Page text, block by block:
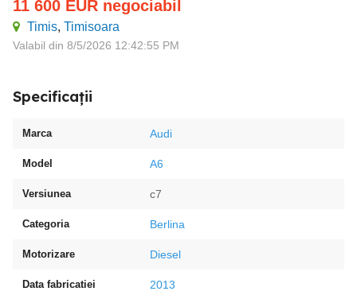
11 600 EUR negociabil
Timis, Timisoara
Valabil din 8/5/2026 12:42:55 PM
Specificații
Marca Audi
Model A6
Versiunea c7
Categoria Berlina
Motorizare Diesel
Data fabricatiei 2013